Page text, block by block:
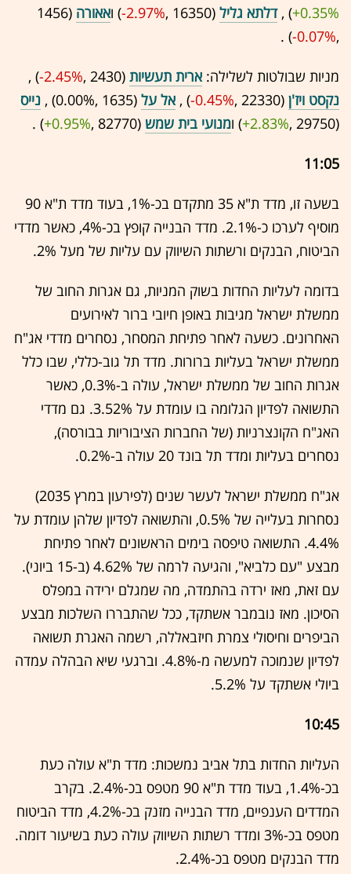
+0.35%
‏) ,דלתא גליל (16350 ,‎
-2.97%‏) ואאורה (1456
,‎
-0.07%
‏) .
מניות שבולטות לשלילה:ארית תעשיות (2430 ,‎
-2.45%
‏) ,
נקסט ויז'ן (22330 ,‎
-0.45%
‏) ,אל על (1635 ,‎
0.00%
‏) , נייס
(29750 ,‎
+2.83%‏) ומנועי בית שמש (82770 ,‎
+0.95%
‏) .
11:05
בשעה זו, מדד ת"א 35 מתקדם בכ-1%, בעוד מדד ת"א 90
מוסיף לערכו כ-2.1%. מדד הבנייה קופץ בכ-4%, כאשר מדדי
הביטוח, הבנקים ורשתות השיווק עם עליות של מעל 2%.
בדומה לעליות החדות בשוק המניות, גם אגרות החוב של
ממשלת ישראל מגיבות באופן חיובי ברור לאירועים
האחרונים. כשעה לאחר פתיחת המסחר, נסחרים מדדי אג"ח
ממשלת ישראל בעליות ברורות. מדד תל גוב-כללי, שבו כלל
אגרות החוב של ממשלת ישראל, עולה ב-0.3%, כאשר
התשואה לפדיון הגלומה בו עומדת על 3.52%. גם מדדי
האג"ח הקונצרניות (של החברות הציבוריות בבורסה),
נסחרים בעליות ומדד תל בונד 20 עולה ב-0.2%.
אג"ח ממשלת ישראל לעשר שנים (לפירעון במרץ 2035)
נסחרות בעלייה של 0.5%, והתשואה לפדיון שלהן עומדת על
4.4%. התשואה טיפסה בימים הראשונים לאחר פתיחת
מבצע "עם כלביא", והגיעה לרמה של 4.62% (ב-15 ביוני).
עם זאת, מאז ירדה בהתמדה, מה שמגלם ירידה במפלס
הסיכון. מאז נובמבר אשתקד, ככל שהתבררו השלכות מבצע
הביפרים וחיסולי צמרת חיזבאללה, רשמה האגרת תשואה
לפדיון שנמוכה למעשה מ-4.8%. וברגעי שיא הבהלה עמדה
ביולי אשתקד על 5.2%.
10:45
העליות החדות בתל אביב נמשכות: מדד ת"א עולה כעת
בכ-1.4%, בעוד מדד ת"א 90 מטפס בכ-2.4%. בקרב
המדדים הענפיים, מדד הבנייה מזנק בכ-4.2%, מדד הביטוח
מטפס בכ-3% ומדד רשתות השיווק עולה כעת בשיעור דומה.
מדד הבנקים מטפס בכ-2.4%.